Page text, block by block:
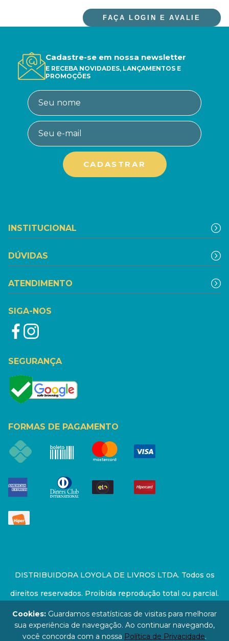
FAÇA LOGIN E AVALIE
Cadastre-se em nossa newsletter
E RECEBA NOVIDADES, LANÇAMENTOS E
PROMOÇÕES
INSTITUCIONAL
DÚVIDAS
ATENDIMENTO
SIGA-NOS
SEGURANÇA
FORMAS DE PAGAMENTO
DISTRIBUIDORA LOYOLA DE LIVROS LTDA. Todos os
direitos reservados. Proibida reprodução total ou parcial.
Preços e estoque sujeito a alterações sem aviso prévio.
67.946.814/0001-94 - LOJA - Rua Senador Feijó - São
Cookies: Guardamos estatísticas de visitas para melhorar
sua experiência de navegação. Ao continuar navegando,
você concorda com a nossa Política de Privacidade.